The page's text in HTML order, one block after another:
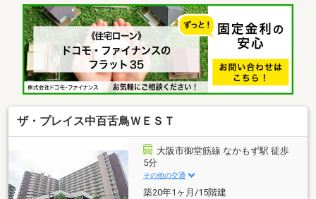
ザ・プレイス中百舌鳥ＷＥＳＴ
大阪市御堂筋線 なかもず駅 徒歩
5分
その他の交通
築20年1ヶ月/15階建